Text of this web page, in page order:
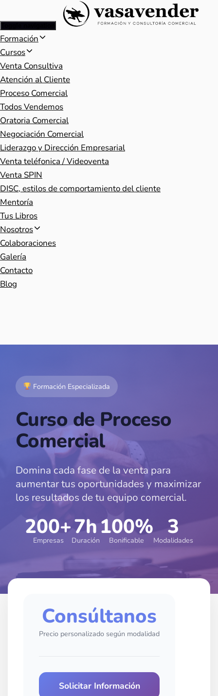
Formación
Cursos
Venta Consultiva
Atención al Cliente
Proceso Comercial
Todos Vendemos
Oratoria Comercial
Negociación Comercial
Liderazgo y Dirección Empresarial
Venta teléfonica / Videoventa
Venta SPIN
DISC, estilos de comportamiento del cliente
Mentoría
Tus Libros
Nosotros
Colaboraciones
Galería
Contacto
Blog
Formación Especializada
Curso de Proceso
Comercial
Domina cada fase de la venta para
aumentar tus oportunidades y maximizar
los resultados de tu equipo comercial.
200+
Empresas
7h
Duración
100%
Bonificable
3
Modalidades
Consúltanos
Precio personalizado según modalidad
Solicitar Información